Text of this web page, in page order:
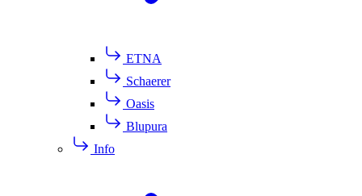
ETNA
Schaerer
Oasis
Blupura
Info